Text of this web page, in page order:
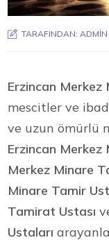
TARAFINDAN:ADMIN
Erzincan Merkez
mescitler ve
ve uzun ömürlü
Erzincan Merkez
Merkez Minare
Minare Tamir
Tamirat Ustası
Ustaları